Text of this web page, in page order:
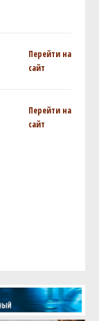
Перейти на
сайт
Перейти на
сайт